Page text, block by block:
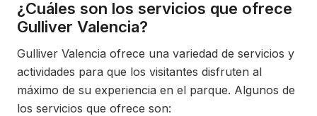
¿Cuáles son los servicios que ofrece
Gulliver Valencia?
Gulliver Valencia ofrece una variedad de servicios y
actividades para que los visitantes disfruten al
máximo de su experiencia en el parque. Algunos de
los servicios que ofrece son: